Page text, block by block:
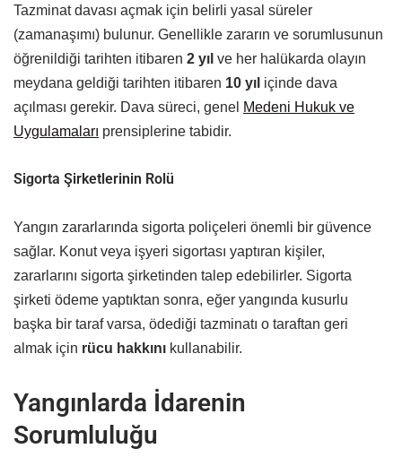
Tazminat davası açmak için belirli yasal süreler
(zamanaşımı) bulunur. Genellikle zararın ve sorumlusunun
öğrenildiği tarihten itibaren 2 yıl ve her halükarda olayın
meydana geldiği tarihten itibaren 10 yıl içinde dava
açılması gerekir. Dava süreci, genel Medeni Hukuk ve
Uygulamaları prensiplerine tabidir.
Sigorta Şirketlerinin Rolü
Yangın zararlarında sigorta poliçeleri önemli bir güvence
sağlar. Konut veya işyeri sigortası yaptıran kişiler,
zararlarını sigorta şirketinden talep edebilirler. Sigorta
şirketi ödeme yaptıktan sonra, eğer yangında kusurlu
başka bir taraf varsa, ödediği tazminatı o taraftan geri
almak için rücu hakkını kullanabilir.
Yangınlarda İdarenin
Sorumluluğu